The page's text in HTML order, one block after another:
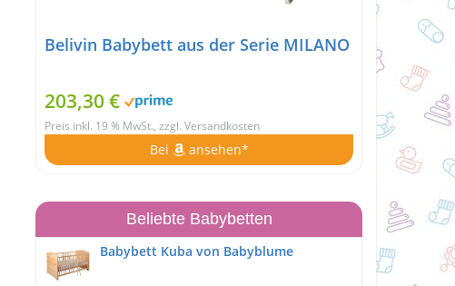
Belivin Babybett aus der Serie MILANO
203,30 €
Preis inkl. 19 % MwSt., zzgl. Versandkosten
Bei ansehen*
Beliebte Babybetten
Babybett Kuba von Babyblume